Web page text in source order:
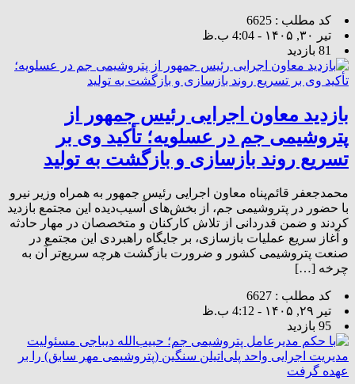
کد مطلب : 6625
تیر ۳۰, ۱۴۰۵ - 4:04 ب.ظ
81 بازدید
بازدید معاون اجرایی رئیس جمهور از
پتروشیمی جم در عسلویه؛ تأکید وی بر
تسریع روند بازسازی و بازگشت به تولید
محمدجعفر قائم‌پناه معاون اجرایی رئیس جمهور به همراه وزیر نیرو
با حضور در پتروشیمی جم، از بخش‌های آسیب‌دیده این مجتمع بازدید
کردند و ضمن قدردانی از تلاش کارکنان و متخصصان در مهار حادثه
و آغاز سریع عملیات بازسازی، بر جایگاه راهبردی این مجتمع در
صنعت پتروشیمی کشور و ضرورت بازگشت هرچه سریع‌تر آن به
چرخه […]
کد مطلب : 6627
تیر ۲۹, ۱۴۰۵ - 4:12 ب.ظ
95 بازدید